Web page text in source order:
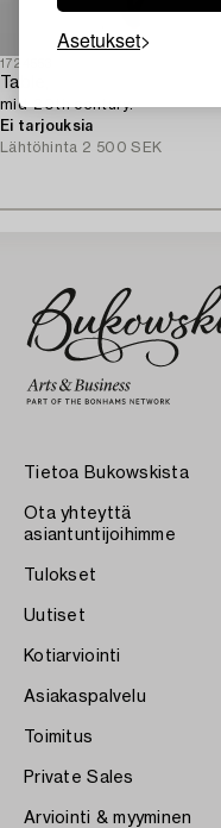
Asetukset
1724553
Table,
mid-20th century.
Ei tarjouksia
Lähtöhinta 2 500 SEK
Tietoa Bukowskista
Ota yhteyttä
asiantuntijoihimme
Tulokset
Uutiset
Kotiarviointi
Asiakaspalvelu
Toimitus
Private Sales
Arviointi & myyminen